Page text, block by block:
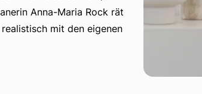
Anna-Maria Rock rät
mit den eigenen